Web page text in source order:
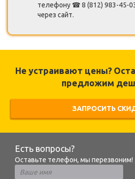
телефону ☎ 8 (812) 983-45-
через сайт.
Не устраивают цены?
предложим
ЗАПРОСИТЬ
Есть вопросы?
Оставьте телефон, мы перезвоним!